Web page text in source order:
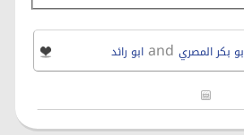
ابو رائد and بكر المصري